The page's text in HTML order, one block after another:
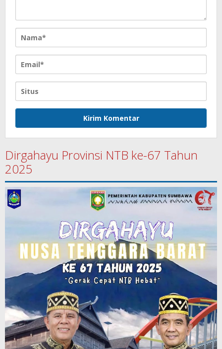
Dirgahayu Provinsi NTB ke-67 Tahun
2025